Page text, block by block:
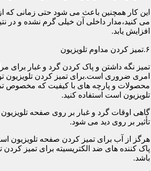
این کار همچنین باعث می شود حتی زمانی که از
می کنید،مدار داخلی آن خیلی گرم نشده و در
افزایش یابد.
۶.تمیز کردن مداوم تلویزیون
تمیز نگه داشتن و پاک کردن گرد و غبار برای
امری ضروری است.برای تمیز کردن تلویزیون
محصولات و پارچه های با کیفیت که مخصوص
تلویزیون است استفاده کنید.
گاهی اوقات گرد و غبار بر روی صفحه
تأثیر بر روی دید می شود.
هرگز از آب برای تمیز کردن صفحه تلویزیون
پاک کننده های ضد الکتریسیته برای تمیز
باشد.